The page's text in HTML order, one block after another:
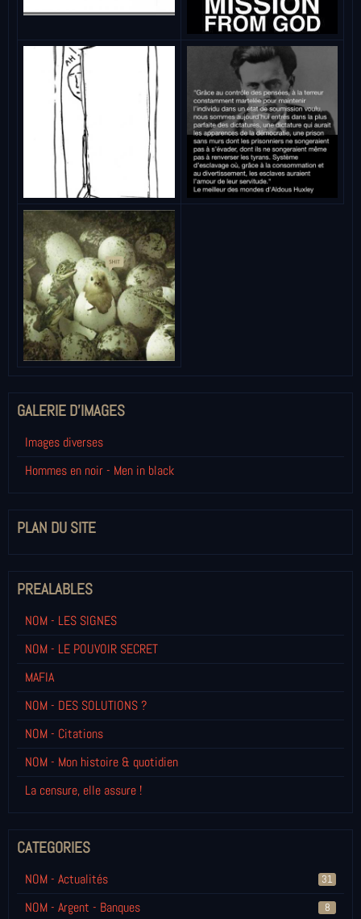
GALERIE D'IMAGES
Images diverses
Hommes en noir - Men in black
PLAN DU SITE
PREALABLES
NOM - LES SIGNES
NOM - LE POUVOIR SECRET
MAFIA
NOM - DES SOLUTIONS ?
NOM - Citations
NOM - Mon histoire & quotidien
La censure, elle assure !
CATEGORIES
NOM - Actualités 31
NOM - Argent - Banques 8